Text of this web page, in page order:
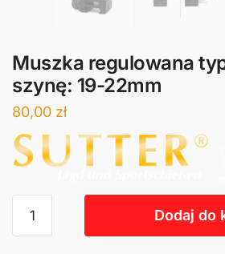
Muszka regulowana
szynę: 19-22mm
80,00 zł
Dodaj do